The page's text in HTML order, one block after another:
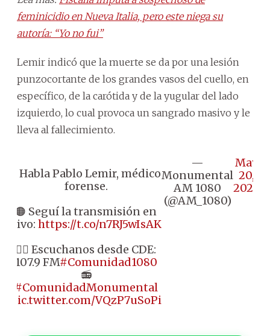
feminicidio en Nueva Italia, pero este niega su
autoría: “Yo no fui”
Lemir indicó que la muerte se da por una lesión
punzocortante de los grandes vasos del cuello, en
específico, de la carótida y de la yugular del lado
izquierdo, lo cual provoca un sangrado masivo y le
lleva al fallecimiento.
🎙️ Habla Pablo Lemir, médico
forense.
🟠 Seguí la transmisión en
vivo: https://t.co/n7RJ5wIsAK
👉🏼 Escuchanos desde CDE:
107.9 FM#Comunidad1080
📻
#ComunidadMonumental
pic.twitter.com/VQzP7uSoPi
—
Monumental
AM 1080
(@AM_1080)
May
20,
2026